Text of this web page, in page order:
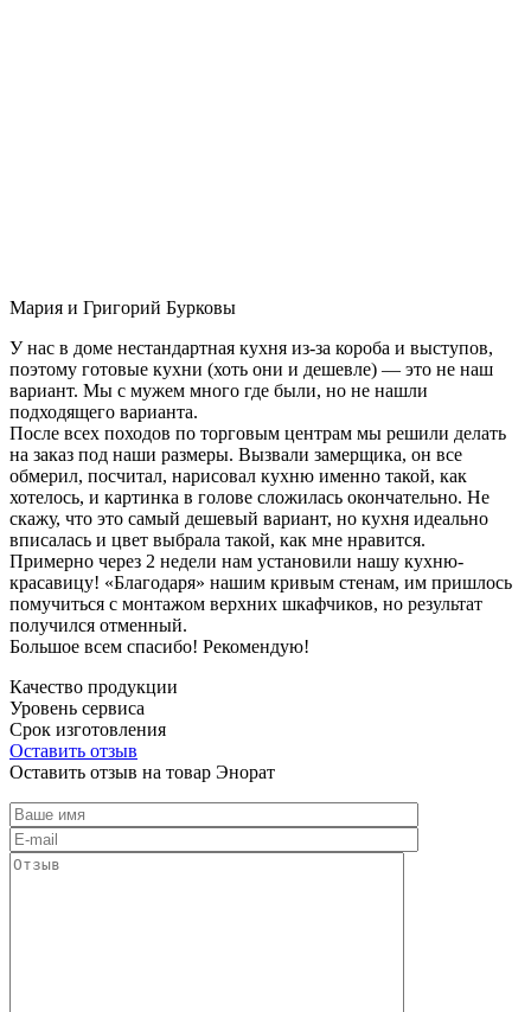
Мария и Григорий Бурковы
У нас в доме нестандартная кухня из-за короба и выступов,
поэтому готовые кухни (хоть они и дешевле) — это не наш
вариант. Мы с мужем много где были, но не нашли
подходящего варианта.
После всех походов по торговым центрам мы решили делать
на заказ под наши размеры. Вызвали замерщика, он все
обмерил, посчитал, нарисовал кухню именно такой, как
хотелось, и картинка в голове сложилась окончательно. Не
скажу, что это самый дешевый вариант, но кухня идеально
вписалась и цвет выбрала такой, как мне нравится.
Примерно через 2 недели нам установили нашу кухню-
красавицу! «Благодаря» нашим кривым стенам, им пришлось
помучиться с монтажом верхних шкафчиков, но результат
получился отменный.
Большое всем спасибо! Рекомендую!
Качество продукции
Уровень сервиса
Срок изготовления
Оставить отзыв
Оставить отзыв на товар Энорат